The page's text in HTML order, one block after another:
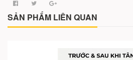
SẢN PHẨM LIÊN QUAN